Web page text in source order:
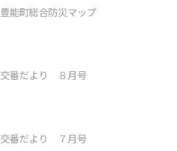
豊能町総合防災マップ
交番だより ８月号
交番だより ７月号